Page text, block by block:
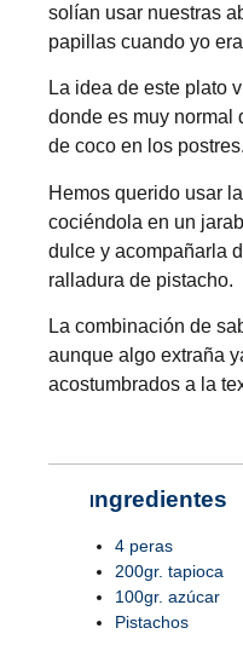
solían usar nuestras
papillas cuando yo
La idea de este plato
donde es muy normal
de coco en los postres.
Hemos querido usar
cociéndola en un
dulce y acompañarla
ralladura de pistacho.
La combinación de
aunque algo extraña
acostumbrados a la
Ingredientes
4 peras
200gr. tapioca
100gr. azúcar
Pistachos